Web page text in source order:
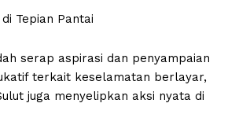
Tepian Pantai
serap aspirasi dan penyampaian
terkait keselamatan berlayar,
juga menyelipkan aksi nyata di